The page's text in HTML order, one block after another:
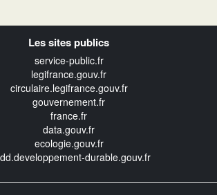
Les sites publics
service-public.fr
legifrance.gouv.fr
circulaire.legifrance.gouv.fr
gouvernement.fr
france.fr
data.gouv.fr
ecologie.gouv.fr
durable.gouv.fr